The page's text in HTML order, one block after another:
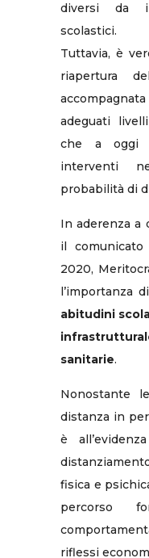
diversi da
scolastici.
Tuttavia, è
riapertura
adeguati
che a oggi
interventi
probabilità di
In aderenza a
il
2020,
l’importanza
abitudini
sanitarie.
Nonostante
distanza in
è
fisica e
percorso
riflessi